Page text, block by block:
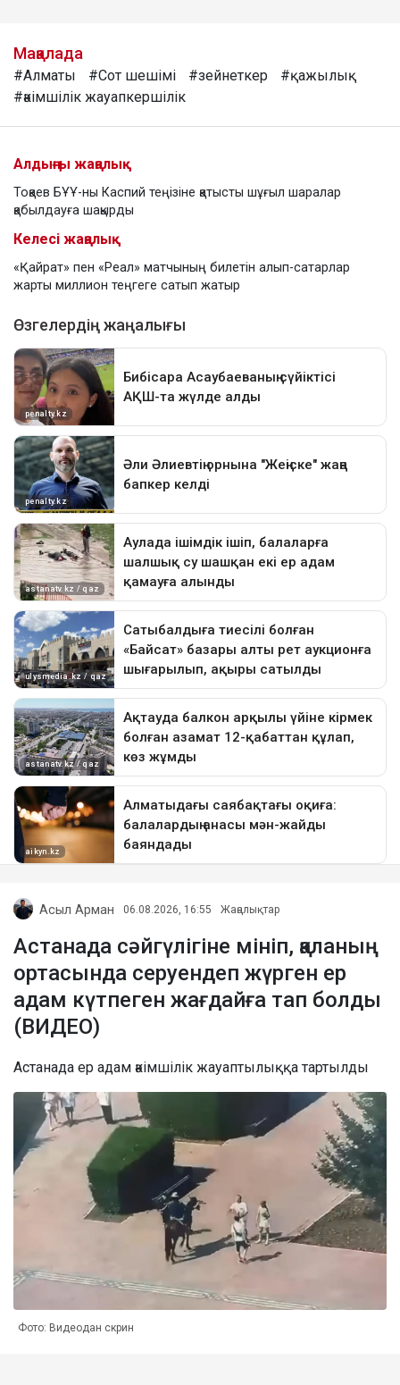
Мақалада
#Алматы #Сот шешімі #зейнеткер
#қажылық
#әкімшілік жауапкершілік
Алдыңғы жаңалық
Тоқаев БҰҰ-ны Каспий теңізіне қатысты шұғыл шаралар
қабылдауға шақырды
Келесі жаңалық
«Қайрат» пен «Реал» матчының билетін алып-сатарлар
жарты миллион теңгеге сатып жатыр
Асыл Арман 06.08.2026, 16:55 Жаңалықтар
Астанада сәйгүлігіне мініп, қаланың
ортасында серуендеп жүрген ер
адам күтпеген жағдайға тап болды
(ВИДЕО)
Астанада ер адам әкімшілік жауаптылыққа тартылды
Фото: Видеодан скрин